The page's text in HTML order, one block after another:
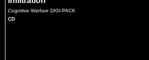
Cognitive Warfare DIGI-PACK
CD